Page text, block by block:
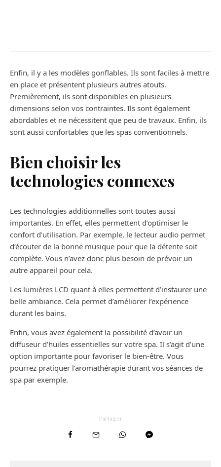
Enfin, il y a les modèles gonflables. Ils sont faciles à mettre
en place et présentent plusieurs autres atouts.
Premièrement, ils sont disponibles en plusieurs
dimensions selon vos contraintes. Ils sont également
abordables et ne nécessitent que peu de travaux. Enfin, ils
sont aussi confortables que les spas conventionnels.
Bien choisir les
technologies connexes
Les technologies additionnelles sont toutes aussi
importantes. En effet, elles permettent d’optimiser le
confort d’utilisation. Par exemple, le lecteur audio permet
d’écouter de la bonne musique pour que la détente soit
complète. Vous n’avez donc plus besoin de prévoir un
autre appareil pour cela.
Les lumières LCD quant à elles permettent d’instaurer une
belle ambiance. Cela permet d’améliorer l’expérience
durant les bains.
Enfin, vous avez également la possibilité d’avoir un
diffuseur d’huiles essentielles sur votre spa. Il s’agit d’une
option importante pour favoriser le bien-être. Vous
pourrez pratiquer l’aromathérapie durant vos séances de
spa par exemple.
Partager